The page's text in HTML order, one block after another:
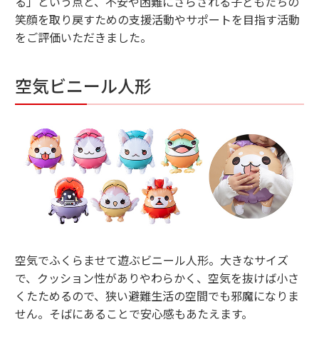
笑顔を取り戻すための支援活動やサポートを目指す活動
をご評価いただきました。
空気ビニール人形
空気でふくらませて遊ぶビニール人形。大きなサイズ
で、クッション性がありやわらかく、空気を抜けば小さ
くたためるので、狭い避難生活の空間でも邪魔になりま
せん。そばにあることで安心感もあたえます。